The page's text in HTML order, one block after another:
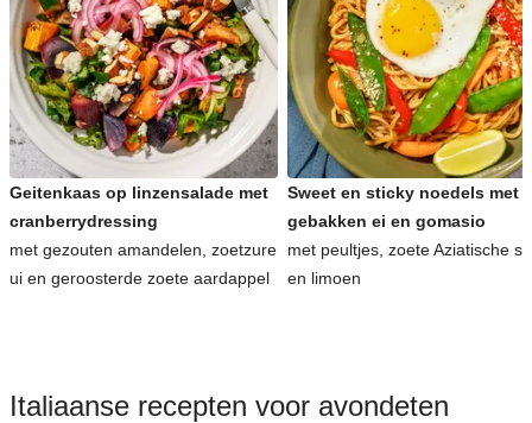
Geitenkaas op linzensalade met
cranberrydressing
met gezouten amandelen, zoetzure
ui en geroosterde zoete aardappel
Sweet en sticky noedels met
gebakken ei en gomasio
met peultjes, zoete Aziatische
en limoen
Italiaanse recepten voor avondeten